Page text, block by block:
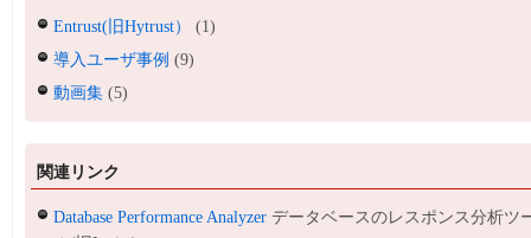
Entrust(旧Hytrust）
(1)
導入ユーザ事例 (9)
動画集 (5)
関連リンク
Database Performance Analyzer データベースのレスポンス分析ツ